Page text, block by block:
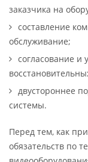
заказчика на
составление
обслуживание;
согласование и
двустороннее
системы.
Перед тем, как
обязательств по